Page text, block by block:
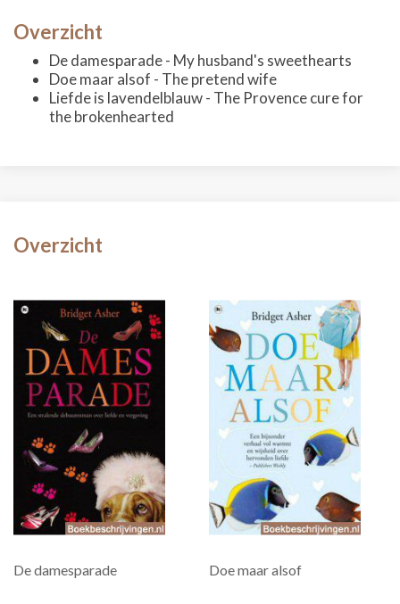
Overzicht
De damesparade - My husband's sweethearts
Doe maar alsof - The pretend wife
Liefde is lavendelblauw - The Provence cure for
the brokenhearted
Overzicht
De damesparade Doe maar alsof